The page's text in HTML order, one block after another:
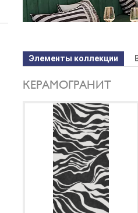
Элементы коллекции
КЕРАМОГРАНИТ